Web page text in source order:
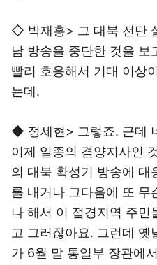
◇ 박재홍> 그 대북 전단
남 방송을 중단한 것을 보
빨리 호응해서 기대 이상
는데.
◆ 정세현> 그렇죠. 근데
이제 일종의 겸양지사인
의 대북 확성기 방송에 대
를 내거나 그다음에 또 무
나 해서 이 접경지역 주
고 그러잖아요. 그런데
가 6월 말 통일부 장관에